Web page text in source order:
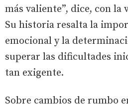
más valiente”, dice, con la
Su historia resalta la
emocional y la
superar las dificultades
tan exigente.
Sobre cambios de rumbo